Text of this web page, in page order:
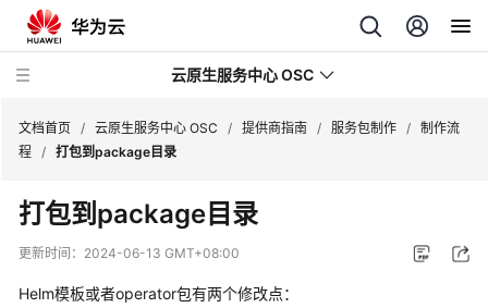
云原生服务中心 OSC
最
新
动
文档首页 / 云原生服务中心 OSC / 提供商指南 / 服务包制作 / 制作流
程 / 打包到package目录
打包到package目录
更新时间： 2024-06-13 GMT+08:00
Helm模板或者operator包有两个修改点：